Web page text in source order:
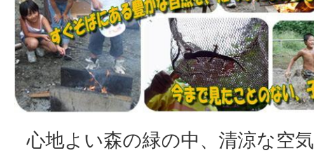
心地よい森の緑の中、清涼な空